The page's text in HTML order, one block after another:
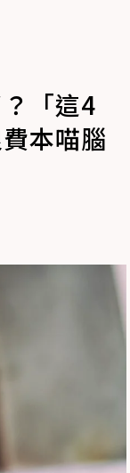
「這4
本喵腦